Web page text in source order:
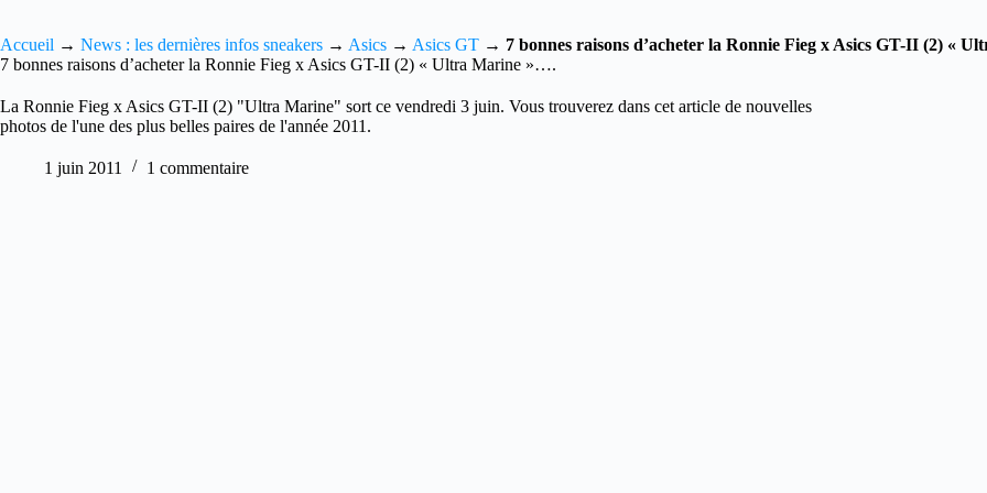
Accueil → News : les dernières infos sneakers → Asics → Asics GT → 7 bonnes raisons d’acheter la Ronnie Fieg x Asics GT-II (2) «
7 bonnes raisons d’acheter la Ronnie Fieg x Asics GT-II (2) « Ultra Marine »….
La Ronnie Fieg x Asics GT-II (2) "Ultra Marine" sort ce vendredi 3 juin. Vous trouverez dans cet article de nouvelles
photos de l'une des plus belles paires de l'année 2011.
1 juin 2011 1 commentaire